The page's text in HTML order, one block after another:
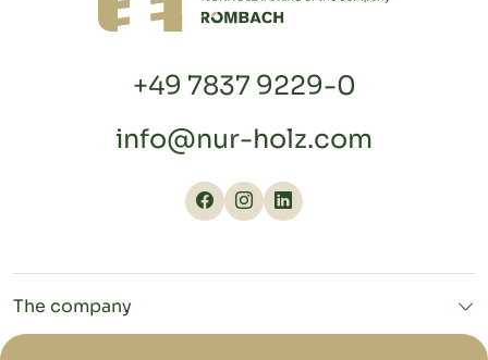
+49 7837 9229-0
info@nur-holz.com
The company